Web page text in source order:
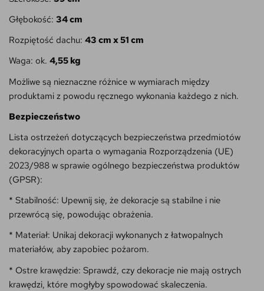
Głębokość: 34 cm
Rozpiętość dachu: 43 cm x 51 cm
Waga: ok. 4,55 kg
Możliwe są nieznaczne różnice w wymiarach między
produktami z powodu ręcznego wykonania każdego z nich.
Bezpieczeństwo
Lista ostrzeżeń dotyczących bezpieczeństwa przedmiotów
dekoracyjnych oparta o wymagania Rozporządzenia (UE)
2023/988 w sprawie ogólnego bezpieczeństwa produktów
(GPSR):
* Stabilność: Upewnij się, że dekoracje są stabilne i nie
przewrócą się, powodując obrażenia.
* Materiał: Unikaj dekoracji wykonanych z łatwopalnych
materiałów, aby zapobiec pożarom.
* Ostre krawędzie: Sprawdź, czy dekoracje nie mają ostrych
krawędzi, które mogłyby spowodować skaleczenia.